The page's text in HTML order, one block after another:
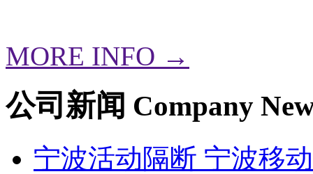
MORE INFO →
公司新闻 Company
宁波活动隔断 宁波移